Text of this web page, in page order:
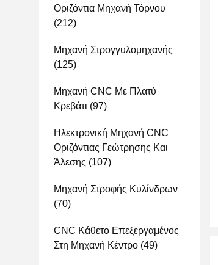
Οριζόντια Μηχανή Τόρνου
(212)
Μηχανή Στρογγυλομηχανής
(125)
Μηχανή CNC Με Πλατύ
Κρεβάτι (97)
Ηλεκτρονική Μηχανή CNC
Οριζόντιας Γεώτρησης Και
Άλεσης (107)
Μηχανή Στροφής Κυλίνδρων
(70)
CNC Κάθετο Επεξεργαμένος
Στη Μηχανή Κέντρο (49)